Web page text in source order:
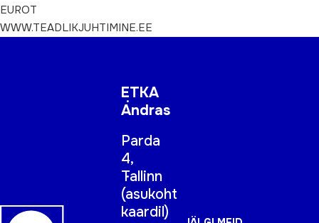
EUROT
WWW.TEADLIKJUHTIMINE.EE
ETKA
Andras
Parda
4,
Tallinn
(asukoht
kaardil)